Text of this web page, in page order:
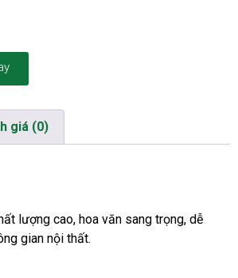
giá (0)
lượng cao, hoa văn sang trọng, dễ
gian nội thất.